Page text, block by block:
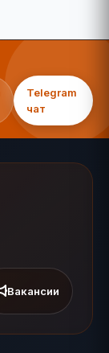
Telegram
чат
Вакансии